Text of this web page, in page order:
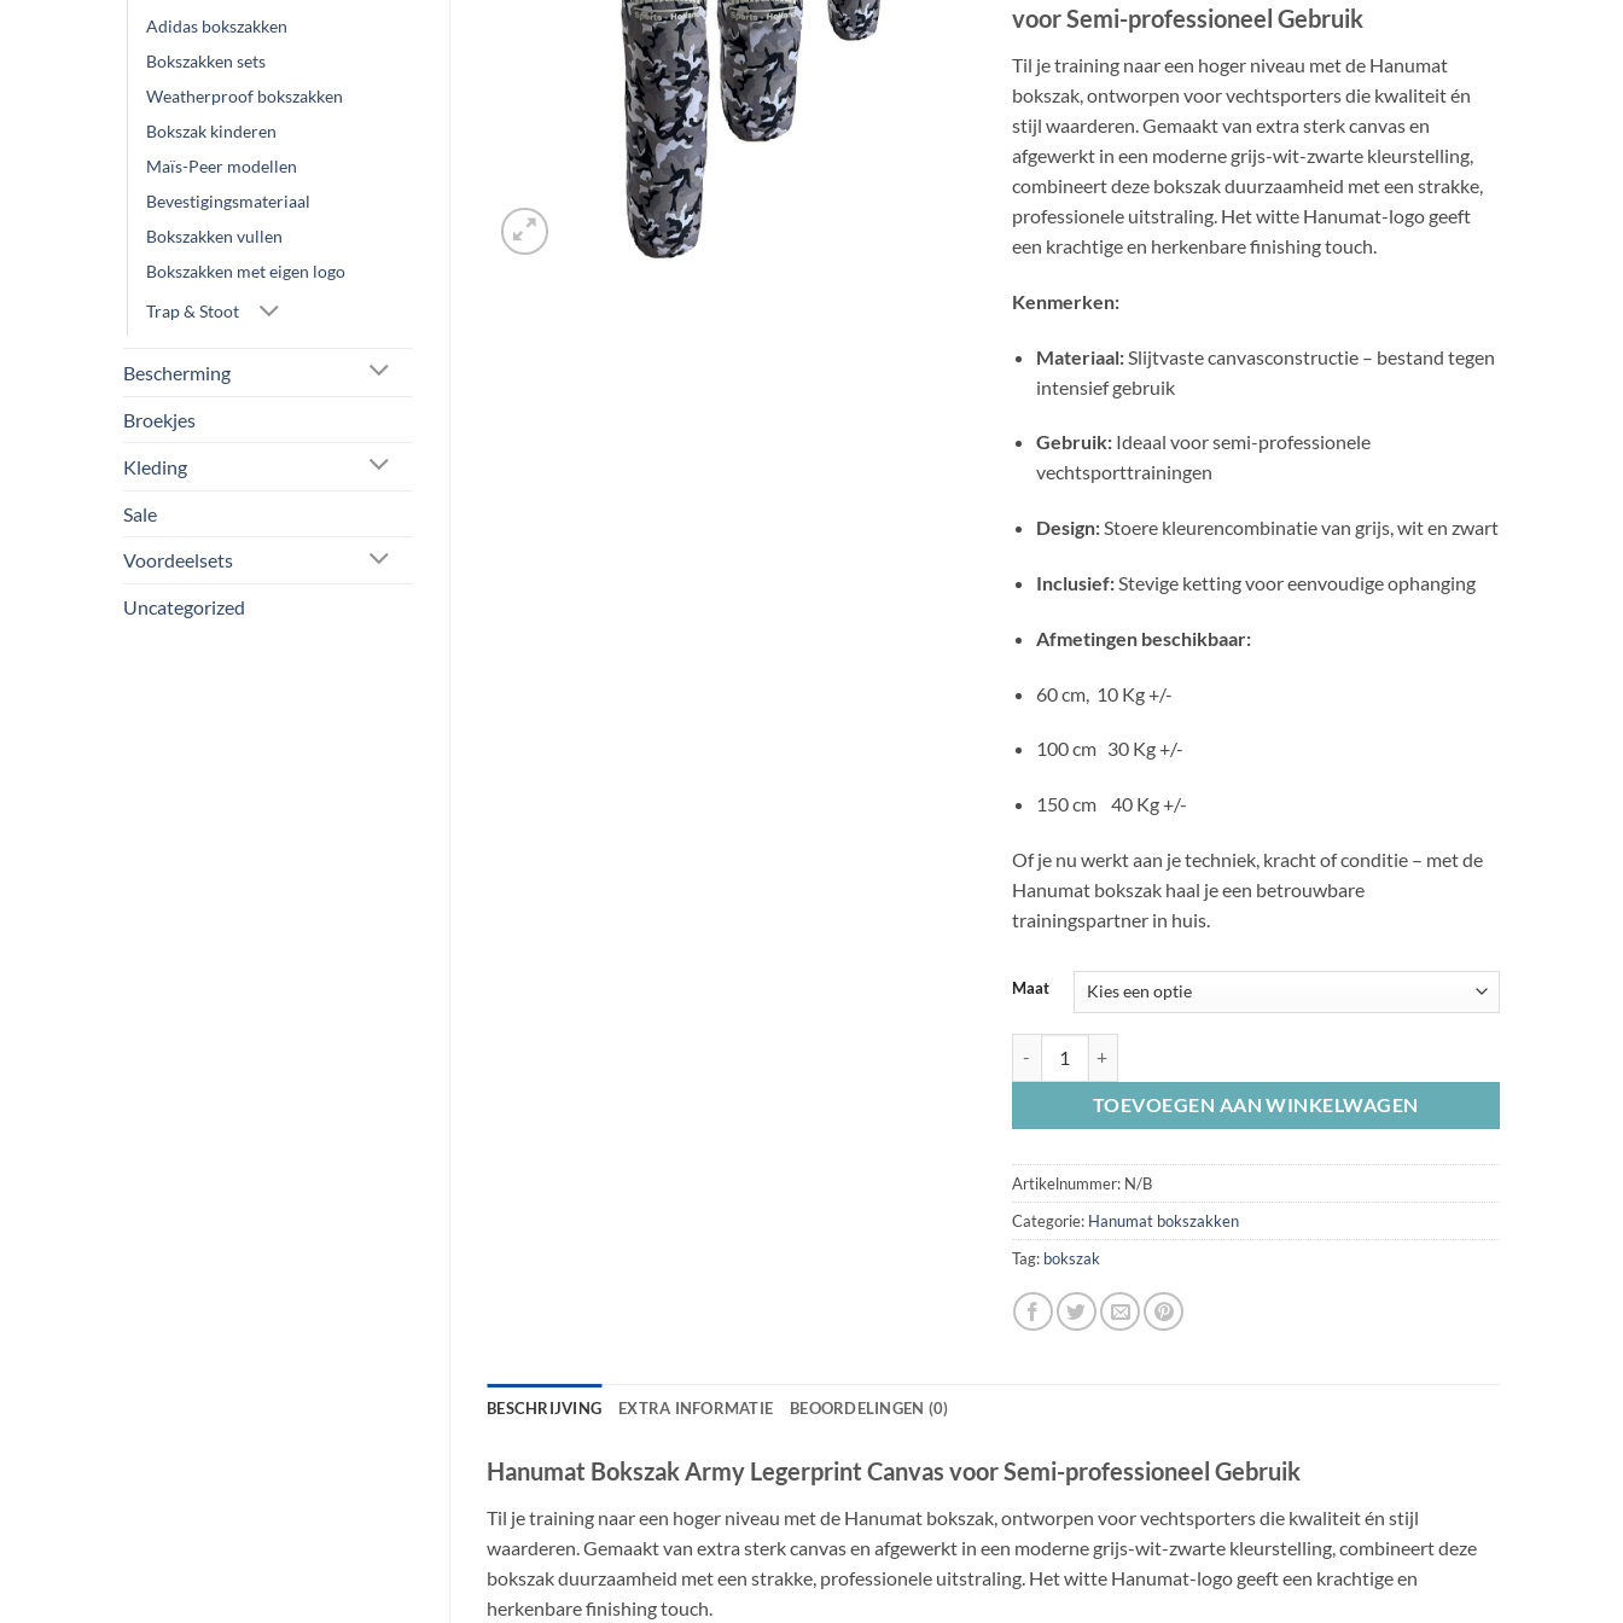
Adidas bokszakken
Bokszakken sets
Weatherproof bokszakken
Bokszak kinderen
Maïs-Peer modellen
Bevestigingsmateriaal
Bokszakken vullen
Bokszakken met eigen logo
Trap & Stoot
Bescherming
Broekjes
Kleding
Sale
Voordeelsets
Uncategorized
€59.99
voor Semi-professioneel Gebruik
Til je training naar een hoger niveau met de Hanumat
bokszak, ontworpen voor vechtsporters die kwaliteit én
stijl waarderen. Gemaakt van extra sterk canvas en
afgewerkt in een moderne grijs-wit-zwarte kleurstelling,
combineert deze bokszak duurzaamheid met een strakke,
professionele uitstraling. Het witte Hanumat-logo geeft
een krachtige en herkenbare finishing touch.
Kenmerken:
Materiaal: Slijtvaste canvasconstructie – bestand tegen
intensief gebruik
Gebruik: Ideaal voor semi-professionele
vechtsporttrainingen
Design:Stoere kleurencombinatie van grijs, wit en zwart
Inclusief:Stevige ketting voor eenvoudige ophanging
Afmetingen beschikbaar:
60 cm, 10 Kg +/-
100 cm 30 Kg +/-
150 cm 40 Kg +/-
Of je nu werkt aan je techniek, kracht of conditie – met de
Hanumat bokszak haal je een betrouwbare
trainingspartner in huis.
Maat
TOEVOEGEN AAN WINKELWAGEN
Artikelnummer: N/B
Categorie: Hanumat bokszakken
Tag: bokszak
BESCHRIJVING EXTRA INFORMATIE BEOORDELINGEN (0)
Hanumat Bokszak Army Legerprint Canvas voor Semi-professioneel Gebruik
Til je training naar een hoger niveau met de Hanumat bokszak, ontworpen voor vechtsporters die kwaliteit én stijl
waarderen. Gemaakt van extra sterk canvas en afgewerkt in een moderne grijs-wit-zwarte kleurstelling, combineert deze
bokszak duurzaamheid met een strakke, professionele uitstraling. Het witte Hanumat-logo geeft een krachtige en
herkenbare finishing touch.